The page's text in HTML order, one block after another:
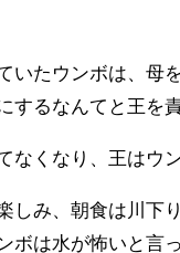
いたウンボは、母
するなんてと王を責
なくなり、王はウ
しみ、朝食は川下
ボは水が怖いと言